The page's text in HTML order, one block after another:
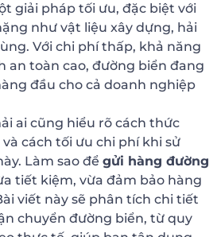
giải pháp tối ưu, đặc biệt với
như vật liệu xây dựng, hải
Với chi phí thấp, khả năng
an toàn cao, đường biển đang
đầu cho cả doanh nghiệp
ai cũng hiểu rõ cách thức
cách tối ưu chi phí khi sử
Làm sao để gửi hàng đường
tiết kiệm, vừa đảm bảo hàng
viết này sẽ phân tích chi tiết
chuyển đường biển, từ quy